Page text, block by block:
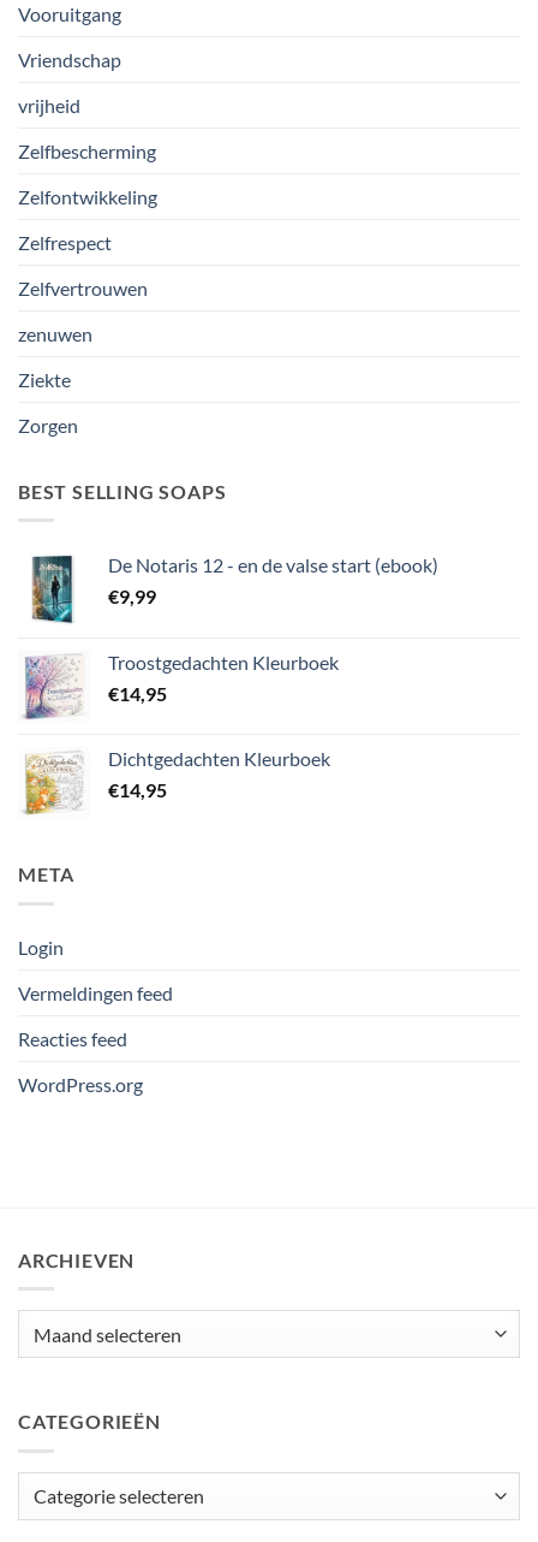
Vooruitgang
Vriendschap
vrijheid
Zelfbescherming
Zelfontwikkeling
Zelfrespect
Zelfvertrouwen
zenuwen
Ziekte
Zorgen
BEST SELLING SOAPS
De Notaris 12 - en de valse start (ebook)
€9,99
Troostgedachten Kleurboek
€14,95
Dichtgedachten Kleurboek
€14,95
META
Login
Vermeldingen feed
Reacties feed
WordPress.org
ARCHIEVEN
CATEGORIEËN